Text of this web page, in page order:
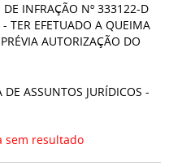
DE INFRAÇÃO Nº 333122-D
TER EFETUADO A QUEIMA
AUTORIZAÇÃO DO
ASSUNTOS JURÍDICOS -
sem resultado